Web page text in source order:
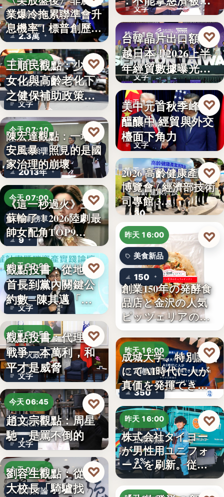
美股財經
2.3萬
業爆冷拖累聯準會升
息機率！標普創歷史
新…
今天 07:20
社會政策
文字
王順民觀點：少子
女化與高齡老化下
之健保補助政策的
解構、重…
♡
今天 07:10
食安治理
2013年
陳宏達觀點：一場食
安風暴，照見的是國
家治理的崩壞
♡
今天 07:00
影劇榜單
9
《這一秒過火》王籽
蘇輸了！2026陸劇最
帥女配角TOP9…
♡
今天 07:00
政治分析
文字
觀點投書：從地方
首長到黨內關鍵公
約數─陳其邁「被
組閣」背…
♡
今天 06:50
軍火政治
文字
觀點投書：代理人
戰爭一本萬利，和
平才是威脅
♡
今天 06:45
文化評論
文字
趙文宗觀點：周星
馳，是罵不倒的
♡
今天 06:42
教育評論
劉容生觀點：從清
大校長「騎驢找
♡
文字
來洗白「…
昨天 18:10
半導體經貿
文字
台韓晶片出口額超
越日本！2026上半
年經貿數據曝光：
台積…
♡
昨天 18:10
美中關係
文字
美中元首秋季峰會
醞釀中 經貿與外交
檯面下角力
♡
昨天 17:59
高齡健康科技
30
2026 高齡健康產業
博覽會 / 經濟部技術
司專館 3…
♡
昨天 16:00
美食新品
150
創業150年の発酵食
品店と金沢の人気
ピッツェリアのコ
ラボ…
♡
昨天 16:00
AI教育
350
成城大学、特別講義
にてAI時代に人が
真価を発揮できる
理由…
♡
昨天 16:00
企業制服
3%
株式会社タイヨー
が男性用ユニフォ
ームを刷新。従来
の男女兼…
♡